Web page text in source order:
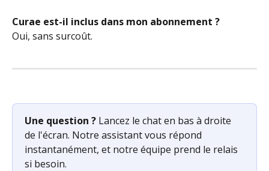
Curae est-il inclus dans mon abonnement ?
Oui, sans surcoût.
Une question ? Lancez le chat en bas à droite
de l'écran. Notre assistant vous répond
instantanément, et notre équipe prend le relais
si besoin.